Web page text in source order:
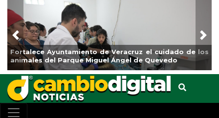
La ciudad de Veracruz se suma a la Jornada Nacional
de Reforestación 2026
Previous